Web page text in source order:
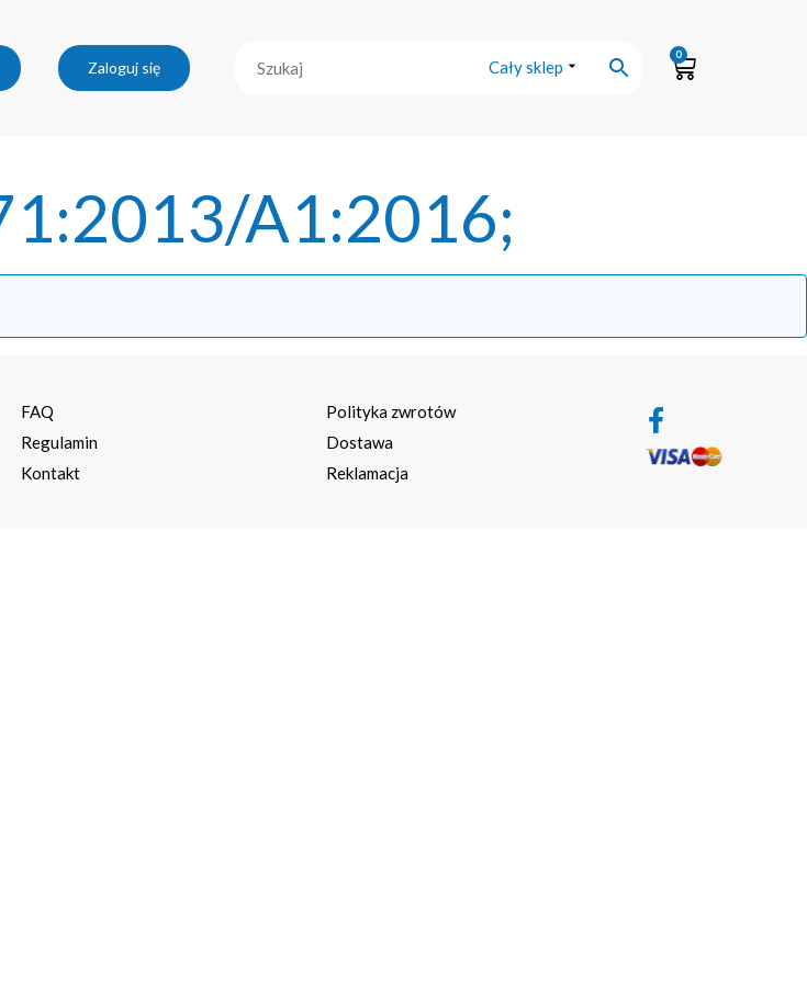
Zaloguj się Cały sklep
0
A1:2016;
FAQ
Regulamin
Kontakt
Polityka zwrotów
Dostawa
Reklamacja